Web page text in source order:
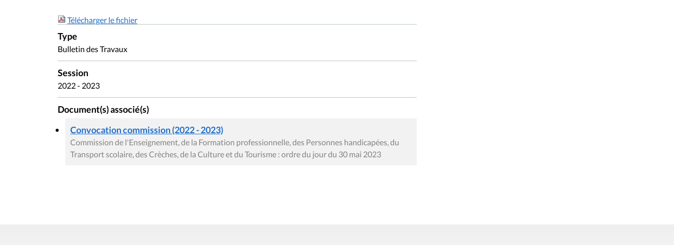
Télécharger le fichier
Type
Bulletin des Travaux
Session
2022 - 2023
Document(s) associé(s)
Convocation commission (2022 - 2023)
Commission de l'Enseignement, de la Formation professionnelle, des Personnes handicapées, du
Transport scolaire, des Crèches, de la Culture et du Tourisme : ordre du jour du 30 mai 2023